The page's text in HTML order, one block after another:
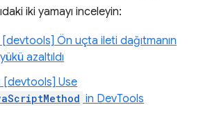
iki yamayı inceleyin:
Ön uçta ileti dağıtmanın
azaltıldı
[devtools] Use
in DevTools